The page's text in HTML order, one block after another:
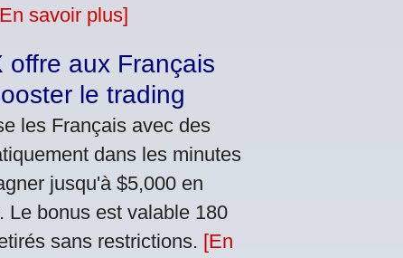
savoir plus]
offre aux Français
le trading
les Français avec des
dans les minutes
jusqu'à $5,000 en
Le bonus est valable 180
sans restrictions. [En